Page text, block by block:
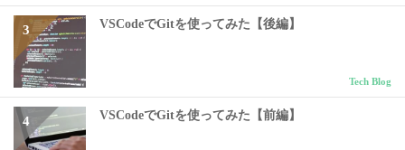
VSCodeでGitを使ってみた【後編】
Tech Blog
VSCodeでGitを使ってみた【前編】